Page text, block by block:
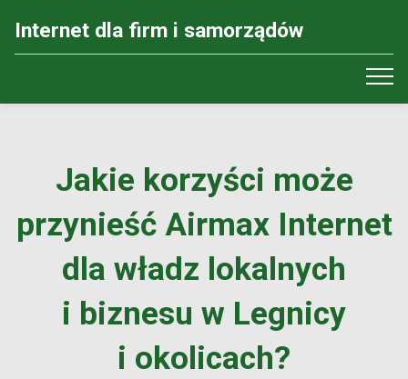
Internet dla firm i samorządów
Jakie korzyści może
przynieść Airmax Internet
dla władz lokalnych
i biznesu w Legnicy
i okolicach?